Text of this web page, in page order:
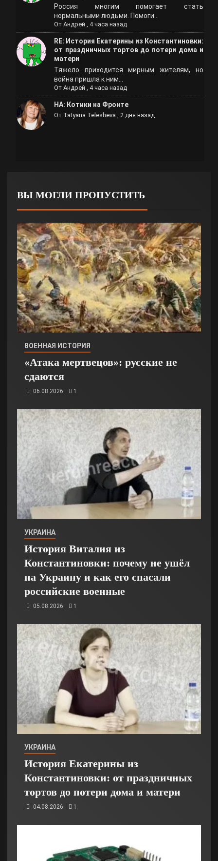
Россия многим помогает стать
нормальными людьми. Помоги...
От Андрей , 4 часа назад
RE: История Екатерины из Константиновки:
от праздничных тортов до потери дома и
матери
Тяжело приходится мирным жителям, но
война пришла к ним...
От Андрей , 4 часа назад
НА: Котики на Фронте
От Tatyana Telesheva , 2 дня назад
ВЫ МОГЛИ ПРОПУСТИТЬ
ВОЕННАЯ ИСТОРИЯ
«Атака мертвецов»: русские не
сдаются
06.08.2026 1
УКРАИНА
История Виталия из
Константиновки: почему не ушёл
на Украину и как его спасали
российские военные
05.08.2026 1
УКРАИНА
История Екатерины из
Константиновки: от праздничных
тортов до потери дома и матери
04.08.2026 1